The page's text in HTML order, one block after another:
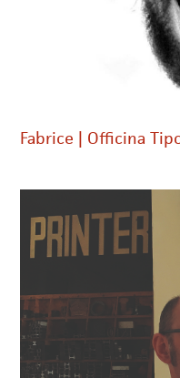
Fabrice | Officina